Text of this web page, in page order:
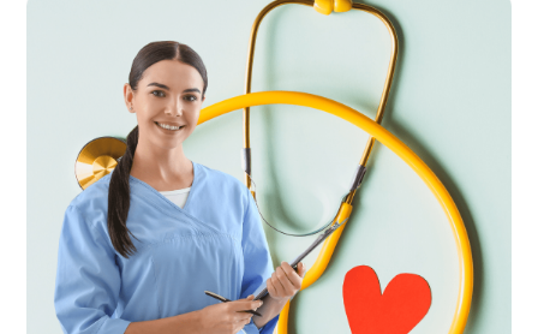
AUXILIAR ADMINISTRATIVO
DEL SAS
INFÓRMATE